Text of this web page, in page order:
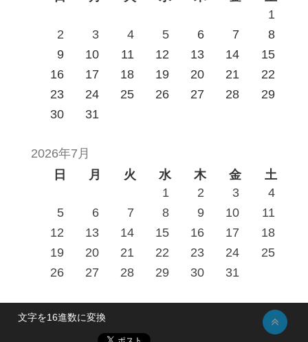
1
2
3 4 5 6 7
8
9
10 11 12 13 14
15
16
17 18 19 20 21
22
23
24 25 26 27 28
29
30
31
2026年7月
日
月 火 水 木 金
土
1
2 3
4
5
6 7 8 9 10
11
12
13 14 15 16 17
18
19
20 21 22 23 24
25
26
27 28 29 30 31
文字を16進数に変換